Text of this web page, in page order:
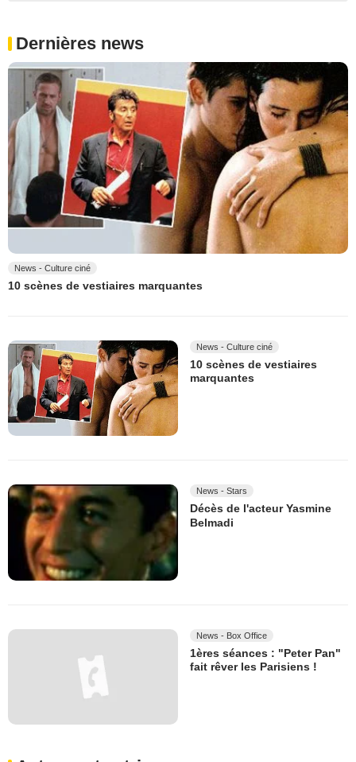
Dernières news
News - Culture ciné
10 scènes de vestiaires marquantes
News - Culture ciné
10 scènes de vestiaires
marquantes
News - Stars
Décès de l'acteur Yasmine
Belmadi
News - Box Office
1ères séances : "Peter Pan"
fait rêver les Parisiens !